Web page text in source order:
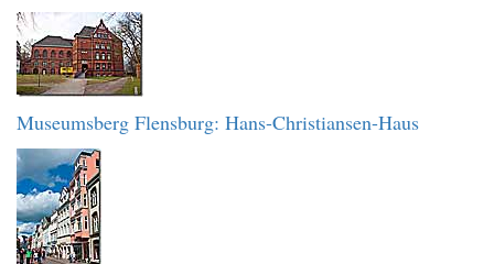
Museumsberg Flensburg: Hans-Christiansen-Haus